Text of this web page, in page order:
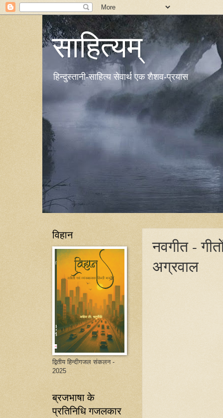
साहित्यम्
हिन्दुस्तानी-साहित्य सेवार्थ एक शैशव-प्रयास
नवगीत -
अग्रवाल
विहान
द्वितीय हिन्दीगजल संकलन -
2025
ब्रजभाषा के
प्रतिनिधि गजलकार